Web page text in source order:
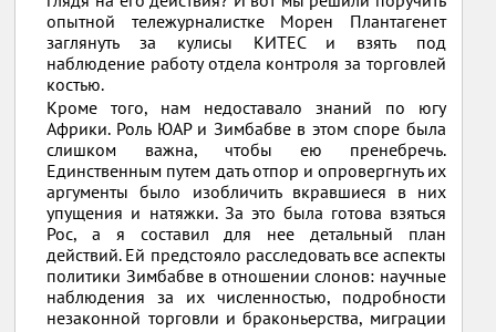
опытной тележурналистке Морен Плантагенет
заглянуть за кулисы КИТЕС и взять под
наблюдение работу отдела контроля за торговлей
костью.
Кроме того, нам недоставало знаний по югу
Африки. Роль ЮАР и Зимбабве в этом споре была
слишком важна, чтобы ею пренебречь.
Единственным путем дать отпор и опровергнуть их
аргументы было изобличить вкравшиеся в них
упущения и натяжки. За это была готова взяться
Рос, а я составил для нее детальный план
действий. Ей предстояло расследовать все аспекты
политики Зимбабве в отношении слонов: научные
наблюдения за их численностью, подробности
незаконной торговли и браконьерства, миграции